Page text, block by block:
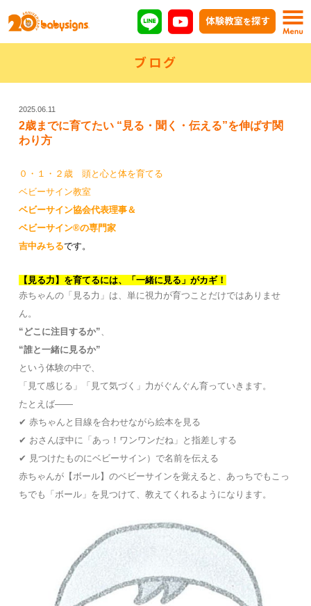
ブログ
2025.06.11
2歳までに育てたい “見る・聞く・伝える”を伸ばす関
わり方
０・１・２歳 頭と心と体を育てる
ベビーサイン教室
ベビーサイン協会代表理事＆
ベビーサイン®の専門家
吉中みちるです。
【見る力】を育てるには、「一緒に見る」がカギ！
赤ちゃんの「見る力」は、単に視力が育つことだけではありませ
ん。
“どこに注目するか”、
“誰と一緒に見るか”
という体験の中で、
「見て感じる」「見て気づく」力がぐんぐん育っていきます。
たとえば――
✔ 赤ちゃんと目線を合わせながら絵本を見る
✔ おさんぽ中に「あっ！ワンワンだね」と指差しする
✔ 見つけたものにベビーサイン）で名前を伝える
赤ちゃんが【ボール】のベビーサインを覚えると、あっちでもこっ
ちでも「ボール」を見つけて、教えてくれるようになります。